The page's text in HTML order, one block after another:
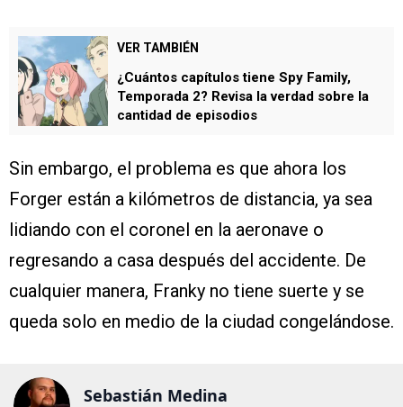
VER TAMBIÉN
¿Cuántos capítulos tiene Spy Family,
Temporada 2? Revisa la verdad sobre la
cantidad de episodios
Sin embargo, el problema es que ahora los
Forger están a kilómetros de distancia, ya sea
lidiando con el coronel en la aeronave o
regresando a casa después del accidente. De
cualquier manera, Franky no tiene suerte y se
queda solo en medio de la ciudad congelándose.
Sebastián Medina